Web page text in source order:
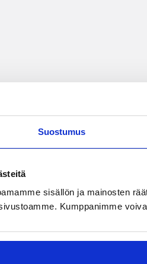
Suostumus
sisällön ja mainosten
Kumppanimme